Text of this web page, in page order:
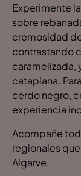
Experimente
sobre
cremosidad
contrastando
caramelizada,
cataplana.
cerdo negro,
experiencia
Acompañe
regionales
Algarve.